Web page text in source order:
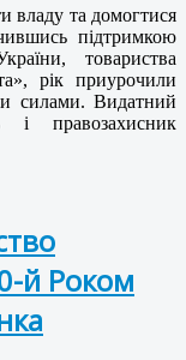
владу та домогтися
підтримкою
товариства
рік приурочили
силами. Видатний
і правозахисник
й Роком